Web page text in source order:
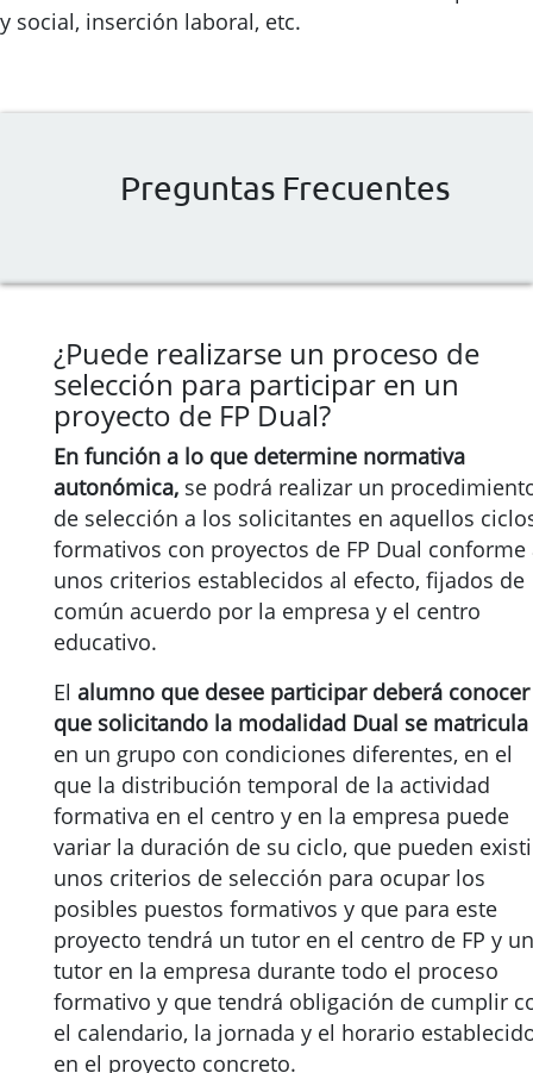
y social, inserción laboral, etc.
Preguntas Frecuentes
¿Puede realizarse un proceso de
selección para participar en un
proyecto de FP Dual?
En función a lo que determine normativa
autonómica, se podrá realizar un
de selección a los solicitantes en aquellos
formativos con proyectos de FP Dual conforme
unos criterios establecidos al efecto, fijados de
común acuerdo por la empresa y el centro
educativo.
El alumno que desee participar deberá conocer
que solicitando la modalidad Dual se matricula
en un grupo con condiciones diferentes, en el
que la distribución temporal de la actividad
formativa en el centro y en la empresa puede
variar la duración de su ciclo, que pueden
unos criterios de selección para ocupar los
posibles puestos formativos y que para este
proyecto tendrá un tutor en el centro de FP y un
tutor en la empresa durante todo el proceso
formativo y que tendrá obligación de cumplir
el calendario, la jornada y el horario
en el proyecto concreto.